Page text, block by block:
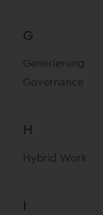
G
Generierung
Governance
H
Hybrid Work
I